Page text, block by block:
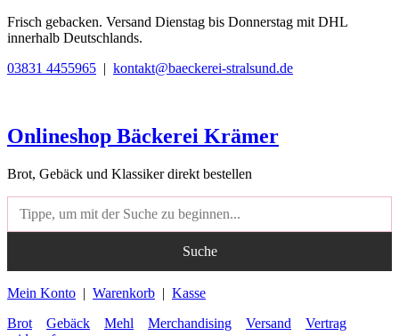
Zum
Inhalt
Frisch gebacken. Versand Dienstag bis Donnerstag mit DHL
innerhalb Deutschlands.
03831 4455965 | kontakt@baeckerei-stralsund.de
Onlineshop Bäckerei Krämer
Brot, Gebäck und Klassiker direkt bestellen
Suche
Mein Konto | Warenkorb | Kasse
Brot
Gebäck Mehl Merchandising Versand
Vertrag